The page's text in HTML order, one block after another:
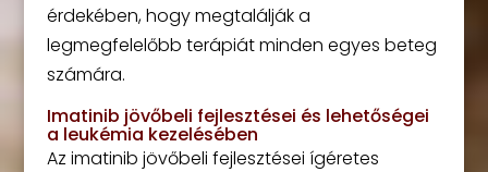
érdekében, hogy megtalálják a
legmegfelelőbb terápiát minden egyes beteg
számára.
Imatinib jövőbeli fejlesztései és lehetőségei
a leukémia kezelésében
Az imatinib jövőbeli fejlesztései ígéretes